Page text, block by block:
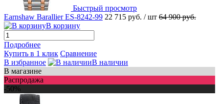
Быстрый просмотр
Earnshaw Barallier ES-8242-99 22 715 руб. / шт 64 900 руб.
В корзину
Подробнее
Купить в 1 клик Сравнение
В избранное
В наличии
В магазине
Распродажа
-50%